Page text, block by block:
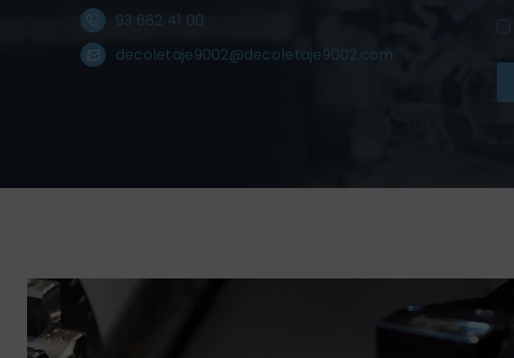
93 682 41 00
decoletaje9002@decoletaje9002.com